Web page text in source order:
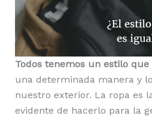
Todos tenemos un estilo que
una determinada manera y
nuestro exterior. La ropa es
evidente de hacerlo para la